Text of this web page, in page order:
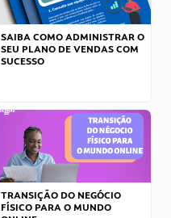
SAIBA COMO ADMINISTRAR O
SEU PLANO DE VENDAS COM
SUCESSO
TRANSIÇÃO DO NEGÓCIO
FÍSICO PARA O MUNDO